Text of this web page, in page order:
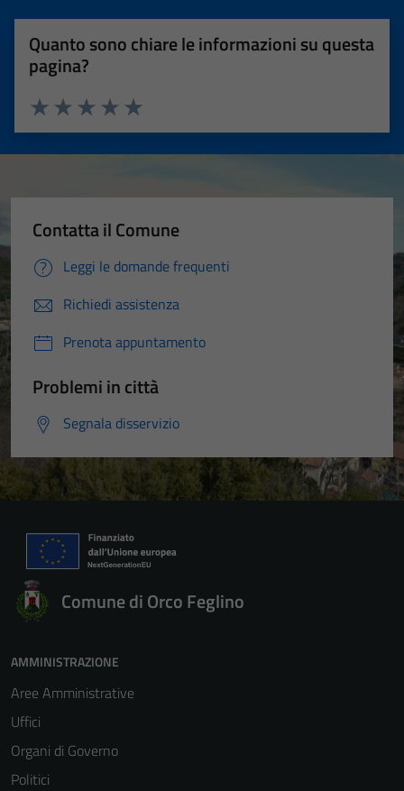
Quanto sono chiare le informazioni su questa
pagina?
Valuta 5 stelle su 5
Valuta 4 stelle su 5
Valuta 3 stelle su 5
Valuta 2 stelle su 5
Valuta 1 stelle su 5
Contatta il Comune
Leggi le domande frequenti
Richiedi assistenza
Prenota appuntamento
Problemi in città
Segnala disservizio
Comune di Orco Feglino
AMMINISTRAZIONE
Aree Amministrative
Uffici
Organi di Governo
Politici